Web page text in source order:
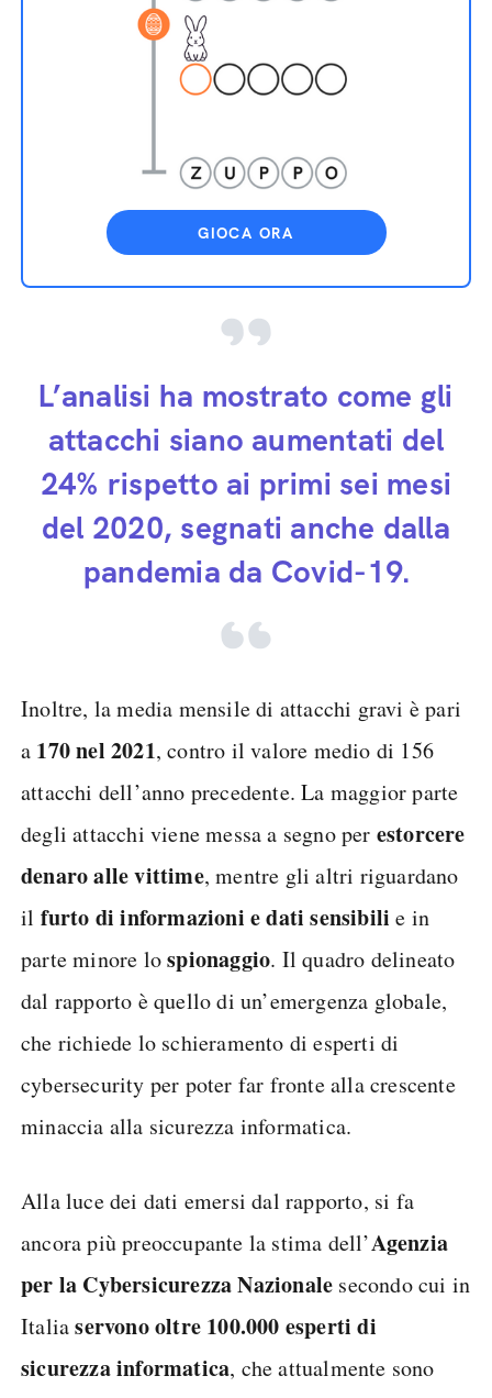
GIOCA ORA
L’analisi ha mostrato come gli
attacchi siano aumentati del
24% rispetto ai primi sei mesi
del 2020, segnati anche dalla
pandemia da Covid-19.
Inoltre, la media mensile di attacchi gravi è pari
a 170 nel 2021, contro il valore medio di 156
attacchi dell’anno precedente. La maggior parte
degli attacchi viene messa a segno per estorcere
denaro alle vittime, mentre gli altri riguardano
il furto di informazioni e dati sensibili e in
parte minore lospionaggio. Il quadro delineato
dal rapporto è quello di un’emergenza globale,
che richiede lo schieramento di esperti di
cybersecurity per poter far fronte alla crescente
minaccia alla sicurezza informatica.
Alla luce dei dati emersi dal rapporto, si fa
ancora più preoccupante la stima dell’Agenzia
per la Cybersicurezza Nazionale secondo cui in
Italiaservono oltre 100.000 esperti di
sicurezza informatica, che attualmente sono